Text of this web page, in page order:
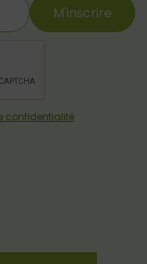
M'inscrire
confidentialité